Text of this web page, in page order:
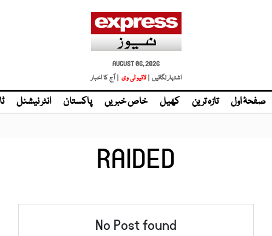
AUGUST 06, 2026
اشتہار لگائیں | لائیو ٹی وی | آج کا اخبار
صفحۂ اول تازہ ترین کھیل خاص خبریں پاکستان انٹر نیشنل
RAIDED
No Post found